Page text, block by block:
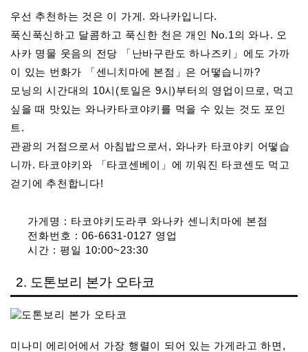
우선 추천하는 것은 이 가게. 와나카입니다.
푹신푹신하고 달콤하고 푹신한 천은 개인 No.1의 와나. 오
사카 명물 웃음의 전당 「난바구란도 하나즈키」에도 가까
이 있는 번화가 「센니치마에 본점」은 어떻습니까?
모닝의 시간대의 10시(토일은 9시)부터의 영업이므로, 먹고
싶을 때 맛있는 와나카타코야키를 먹을 수 있는 것도 포인
트.
관광의 거점으로서 아침밥으로서, 와나카 타코야키 어떻습
니까. 타코야키와 「타코센베이」에 끼워진 타코센도 먹고
걷기에 추천합니다!
가게명 : 타코야키도라쿠 와나카 센니치마에 본점
전화번호 : 06-6631-0127 영업
시간 : 평일 10:00~23:30
2. 도톤보리 본가 오타코
미나미 에리어에서 가장 행렬이 되어 있는 가게라고 하면,